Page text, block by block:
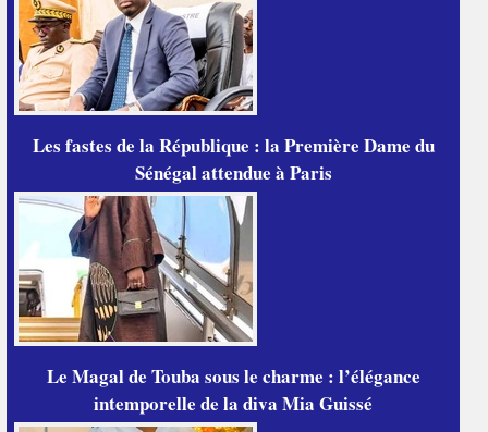
Les fastes de la République : la Première Dame du
Sénégal attendue à Paris
Le Magal de Touba sous le charme : l’élégance
intemporelle de la diva Mia Guissé